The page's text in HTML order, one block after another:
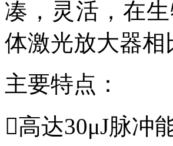
凑，灵活，在
体激光放大器
主要特点：
高达30μJ脉冲